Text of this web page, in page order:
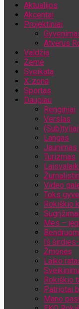
Aktualijos
Akcentai
Projektiniai
Atvėrus
Valdžia
Žemė
Sveikata
X-zona
Sportas
Daugiau
Renginiai
Verslas
(Sub)tyliai
Langas
Jaunimas
Turizmas
Video
Toks
Rokiškio
Sugrįžimai
Mes –
Iš
Žmonės
Laiko
Rokiškio
Patriotai
Mano